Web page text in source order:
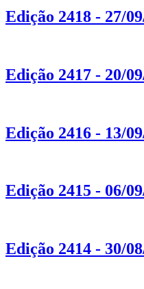
Edição 2418 - 27/
Edição 2417 - 20/
Edição 2416 - 13/
Edição 2415 - 06/
Edição 2414 - 30/